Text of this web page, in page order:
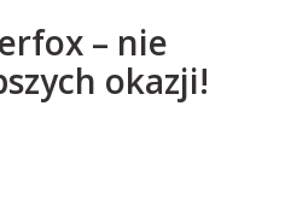
– nie
okazji!